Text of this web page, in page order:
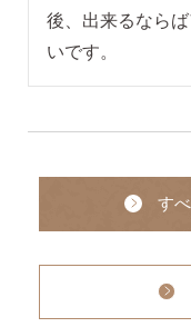
後、出来るなら
いです。
す